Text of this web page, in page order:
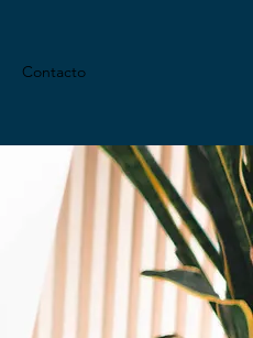
Contacto